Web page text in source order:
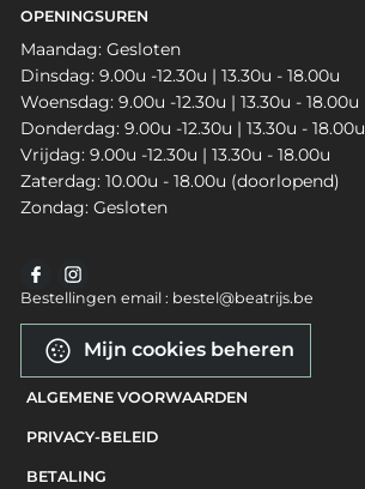
OPENINGSUREN
Maandag: Gesloten
Dinsdag: 9.00u -12.30u | 13.30u - 18.00u
Woensdag: 9.00u -12.30u | 13.30u - 18.00u
Donderdag: 9.00u -12.30u | 13.30u - 18.00u
Vrijdag: 9.00u -12.30u | 13.30u - 18.00u
Zaterdag: 10.00u - 18.00u (doorlopend)
Zondag: Gesloten
Bestellingen email : bestel@beatrijs.be
Mijn cookies beheren
ALGEMENE VOORWAARDEN
PRIVACY-BELEID
BETALING